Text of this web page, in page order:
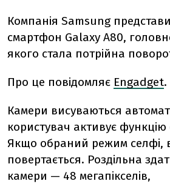
Компанія Samsung
смартфон Galaxy A80,
якого стала потрійна
Про це повідомляє Engadget.
Камери висуваються
користувач активує
Якщо обраний режим cелфі,
повертається. Роздільна
камери — 48 мегапікселів,